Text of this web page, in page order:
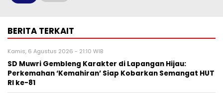
BERITA TERKAIT
Kamis, 6 Agustus 2026 - 21:10 WIB
SD Muwri Gembleng Karakter di Lapangan Hijau:
Perkemahan ‘Kemahiran’ Siap Kobarkan Semangat HUT
RI ke-81